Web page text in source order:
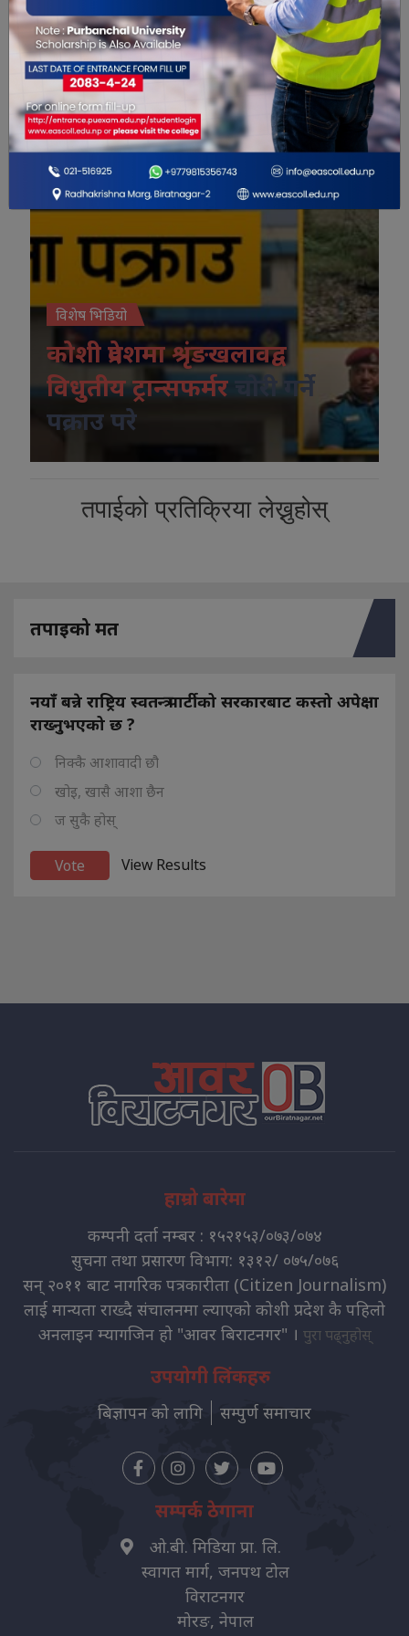
विशेष भिडियो
विशेष भिडियो
कोशी प्रदेशमा श्रृंङखलावद्व
विधुतीय ट्रान्सफर्मर
चोरी गर्ने
पक्राउ परे
तपाईको प्रतिक्रिया लेख्नुहोस्
तपाइको मत
नयाँ बन्ने राष्ट्रिय स्वतन्त्र पार्टीको सरकारबाट कस्तो अपेक्षा
राख्नुभएको छ ?
निक्कै आशावादी छौ
खोइ, खासै आशा छैन
ज सुकै होस्
View Results
हाम्रो बारेमा
कम्पनी दर्ता नम्बर : १५२१५३/०७३/०७४
सुचना तथा प्रसारण विभाग: १३१२/ ०७५/०७६
सन् २०११ बाट नागरिक पत्रकारीता (Citizen Journalism)
लाई मान्यता राख्दै संचालनमा ल्याएको कोशी प्रदेश कै पहिलो
अनलाइन म्यागजिन हो "आवर बिराटनगर" । पुरा पढ्नुहोस्
उपयोगी लिंकहरु
बिज्ञापन को लागि सम्पुर्ण समाचार
सम्पर्क ठेगाना
ओ.बी. मिडिया प्रा. लि.
स्वागत मार्ग, जनपथ टोल
विराटनगर
मोरङ, नेपाल